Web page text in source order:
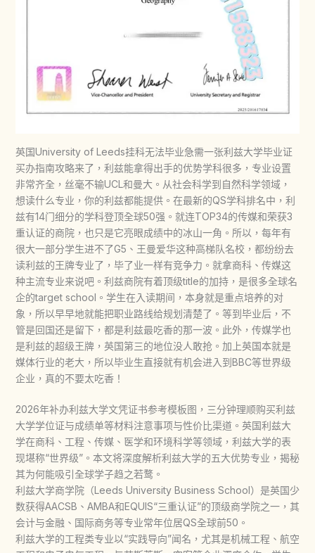
英国University of Leeds挂科无法毕业急需一张利兹大学毕业证
买办指南攻略来了，利兹能拿得出手的优势学科很多，专业设置
非常齐全，丝毫不输UCL和曼大。从社会科学到自然科学领域，
想读什么专业，你的利兹都能提供。在最新的QS学科排名中，利
兹有14门细分的学科登顶全球50强。就连TOP34的传媒和荣获3
重认证的商院，也只是它亮眼成绩中的冰山一角。所以，每年有
很大一部分学生进不了G5、王曼爱华这种高梯队名校，都纷纷去
读利兹的王牌专业了，毕了业一样有竞争力。就拿商科、传媒这
种主流专业来说吧。利兹商院有着顶级title的加持，是很多全球名
企的target school。学生在入读期间，本身就是重点培养的对
象，所以早早地就能把职业路线给规划清楚了。等到毕业后，不
管是回国还是留下，都是利兹最吃香的那一波。此外，传媒学也
是利兹的超级王牌，英国第三的地位没人敢抢。加上英国本就是
媒体行业的老大，所以毕业生直接就有机会进入到BBC等世界级
企业，真的不要太吃香！
2026年补办利兹大学文凭证书参考模板图，三分钟理顺购买利兹
大学学位证与成绩单等材料注意事项与性价比渠道。英国利兹大
学在商科、工程、传媒、医学和环境科学等领域，利兹大学的表
现堪称“世界级”。本文将深度解析利兹大学的五大优势专业，揭秘
其为何能吸引全球学子趋之若鹜。
利兹大学商学院（Leeds University Business School）是英国少
数获得AACSB、AMBA和EQUIS“三重认证”的顶级商学院之一，其
会计与金融、国际商务等专业常年位居QS全球前50。
利兹大学的工程类专业以“实践导向”闻名，尤其是机械工程、航空